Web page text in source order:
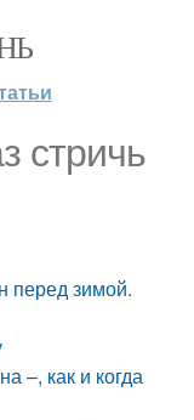
стричь
перед зимой.
–, как и когда